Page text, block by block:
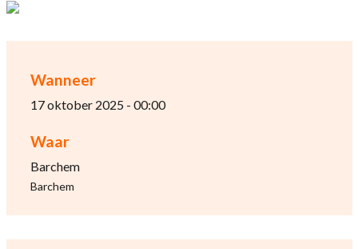
Wanneer
17 oktober 2025 - 00:00
Waar
Barchem
Barchem